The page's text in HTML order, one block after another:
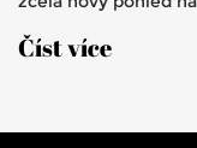
Číst více